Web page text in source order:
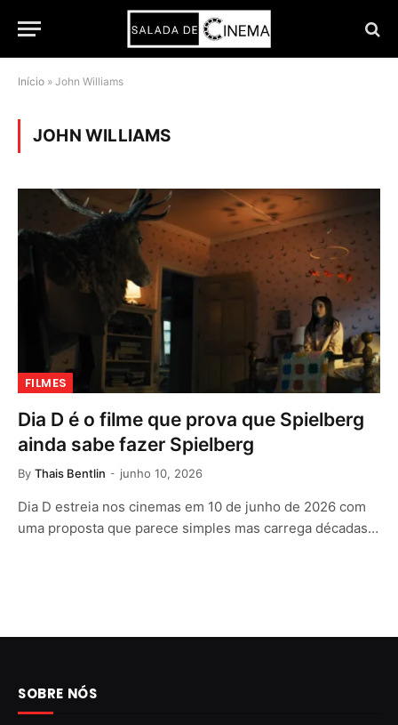
Início » John Williams
JOHN WILLIAMS
FILMES
Dia D é o filme que prova que Spielberg
ainda sabe fazer Spielberg
By Thais Bentlin junho 10, 2026
Dia D estreia nos cinemas em 10 de junho de 2026 com
uma proposta que parece simples mas carrega décadas…
SOBRE NÓS